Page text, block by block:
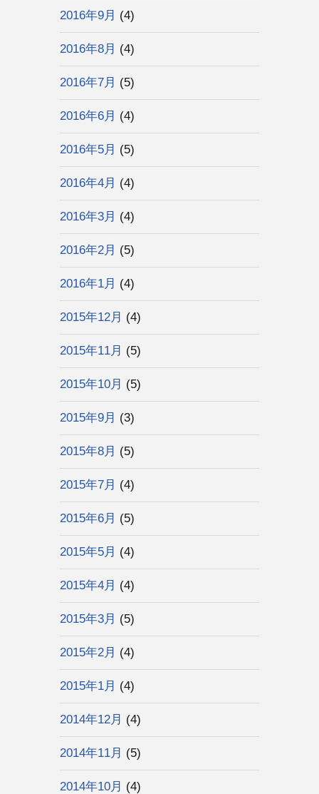
2016年9月 (4)
2016年8月 (4)
2016年7月 (5)
2016年6月 (4)
2016年5月 (5)
2016年4月 (4)
2016年3月 (4)
2016年2月 (5)
2016年1月 (4)
2015年12月 (4)
2015年11月 (5)
2015年10月 (5)
2015年9月 (3)
2015年8月 (5)
2015年7月 (4)
2015年6月 (5)
2015年5月 (4)
2015年4月 (4)
2015年3月 (5)
2015年2月 (4)
2015年1月 (4)
2014年12月 (4)
2014年11月 (5)
2014年10月 (4)